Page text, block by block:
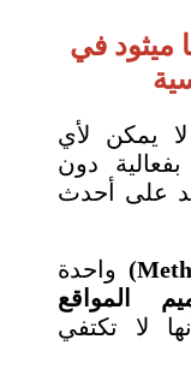
ميثود في
يمكن لأي
دون
على أحدث
واحدة
المواقع
لا تكتفي